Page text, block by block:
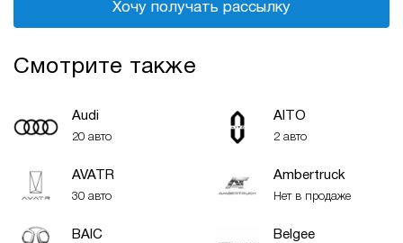
Хочу получать рассылку
Смотрите также
Audi
20 авто
AITO
2 авто
AVATR
30 авто
Ambertruck
Нет в продаже
BAIC Belgee